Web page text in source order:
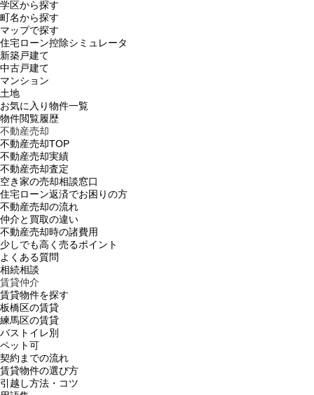
学区から探す
町名から探す
マップで探す
住宅ローン控除シミュレータ
新築戸建て
中古戸建て
マンション
土地
お気に入り物件一覧
物件閲覧履歴
不動産売却
不動産売却TOP
不動産売却実績
不動産売却査定
空き家の売却相談窓口
住宅ローン返済でお困りの方
不動産売却の流れ
仲介と買取の違い
不動産売却時の諸費用
少しでも高く売るポイント
よくある質問
相続相談
賃貸仲介
賃貸物件を探す
板橋区の賃貸
練馬区の賃貸
バストイレ別
ペット可
契約までの流れ
賃貸物件の選び方
引越し方法・コツ